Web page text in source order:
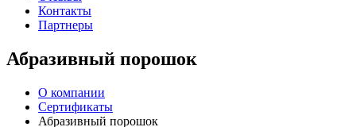
Контакты
Партнеры
Абразивный порошок
О компании
Сертификаты
Абразивный порошок